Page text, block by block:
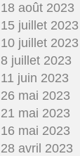
18 août 2023
15 juillet 2023
10 juillet 2023
8 juillet 2023
11 juin 2023
26 mai 2023
21 mai 2023
16 mai 2023
28 avril 2023